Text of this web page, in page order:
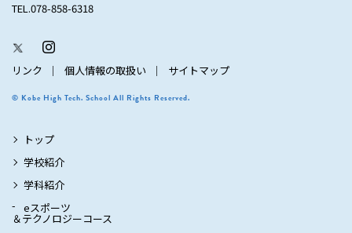
TEL.078-858-6318
リンク 個人情報の取扱い サイトマップ
© Kobe High Tech. School All Rights Reserved.
トップ
学校紹介
学科紹介
eスポーツ
＆テクノロジーコース